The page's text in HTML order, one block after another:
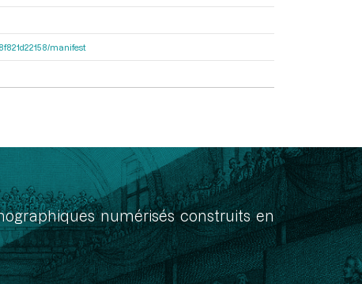
manifest
numérisés construits en